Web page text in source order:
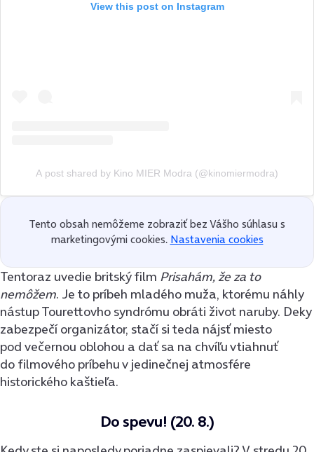
View this post on Instagram
A post shared by Kino MIER Modra (@kinomiermodra)
Tento obsah nemôžeme zobraziť bez Vášho súhlasu s
marketingovými cookies. Nastavenia cookies
Tentoraz uvedie britský film Prisahám, že za to
nemôžem. Je to príbeh mladého muža, ktorému náhly
nástup Tourettovho syndrómu obráti život naruby. Deky
zabezpečí organizátor, stačí si teda nájsť miesto
pod večernou oblohou a dať sa na chvíľu vtiahnuť
do filmového príbehu v jedinečnej atmosfére
historického kaštieľa.
Do spevu! (20. 8.)